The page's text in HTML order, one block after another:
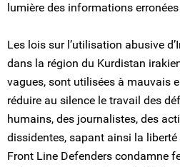
lumière des informations
Les lois sur l’utilisation abusive
dans la région du Kurdistan
vagues, sont utilisées à mauvais
réduire au silence le travail des
humains, des journalistes, des
dissidentes, sapant ainsi la liberté
Front Line Defenders condamne